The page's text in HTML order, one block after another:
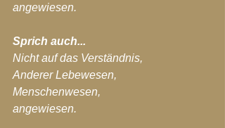
angewiesen.
Sprich auch...
Nicht auf das Verständnis,
Anderer Lebewesen,
Menschenwesen,
angewiesen.